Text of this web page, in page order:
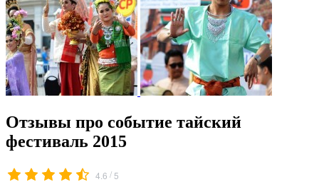
Отзывы про событие тайский
фестиваль 2015
4.6 / 5